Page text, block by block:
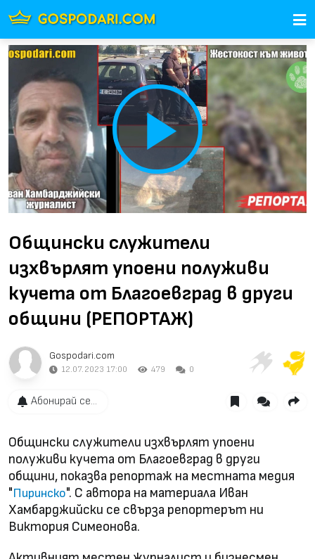
Play
Video
Общински служители
изхвърлят упоени полуживи
кучета от Благоевград в други
общини (РЕПОРТАЖ)
Gospodari.com
12.07.2023 17:00 479 0
Абонирай се...
Общински служители изхвърлят упоени
полуживи кучета от Благоевград в други
общини, показва репортаж на местната медия
"Пиринско". С автора на материала Иван
Хамбарджийски се свърза репортерът ни
Виктория Симеонова.